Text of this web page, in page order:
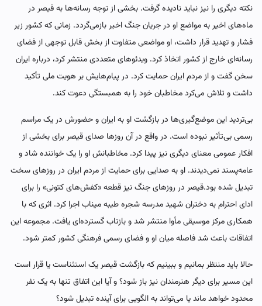
نکته دیگری را نیز نباید نادیده گرفت. بخشی از توجه رسانه‌ها به قیصر در
ماه‌های اخیر به مواضع او در جریان جنگ اخیر بازمی‌گردد. زمانی که کشور زیر
فشار و تهدید قرار داشت، او مواضعی متفاوت از بخش قابل توجهی از فضای
رسانه‌ای خارج از کشور اتخاذ کرد. ویدئوهای متعددی منتشر کرد، درباره ایران
سخن گفت و از مردم ایران حمایت کرد. در پیام‌هایش بر هویت ملی تأکید
داشت و تلاش می‌کرد مخاطبان خود را به همبستگی دعوت کند.
بی‌تردید این موضع‌گیری‌ها در بازگشت او به ایران و حضورش در یک مراسم
رسمی بی‌تأثیر نبوده است. در واقع در آن روزها صدای قیصر برای بخشی از
افکار عمومی معنای دیگری نیز پیدا کرد. مخاطبانش او را یک خواننده شاد و
عامه‌پسند نمی‌دیدند. او به صدایی برای حمایت از مردم ایران در روزهای سخت
تبدیل شده بود.قیصر در روزهای جنگ نیز قطعه «کفش‌های کتونی» را برای
ادای احترام به دختران شهید مدرسه شجره طیبه میناب اجرا کرد. اثری که با
همکاری مرکز موسیقی مأوا منتشر شد و بازتاب گسترده‌ای یافت. مجموعه این
اتفاقات باعث شد فاصله میان او و فضای رسمی فرهنگی کشور کمتر شود.
حالا باید منتظر بمانیم و ببینیم که بازگشت قیصر یک استثناست یا قرار است
این مسیر برای دیگر هنرمندان نیز باز شود؟ و آیا این اتفاق تنها به یک نفر
محدود خواهد ماند یا می‌تواند به الگویی برای آینده تبدیل شود؟